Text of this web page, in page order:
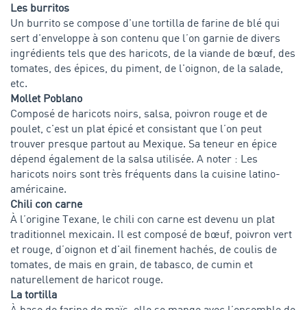
Les burritos
Un burrito se compose d'une tortilla de farine de blé qui
sert d'enveloppe à son contenu que l’on garnie de divers
ingrédients tels que des haricots, de la viande de bœuf, des
tomates, des épices, du piment, de l'oignon, de la salade,
etc.
Mollet Poblano
Composé de haricots noirs, salsa, poivron rouge et de
poulet, c'est un plat épicé et consistant que l’on peut
trouver presque partout au Mexique. Sa teneur en épice
dépend également de la salsa utilisée. A noter : Les
haricots noirs sont très fréquents dans la cuisine latino-
américaine.
Chili con carne
À l’origine Texane, le chili con carne est devenu un plat
traditionnel mexicain. Il est composé de bœuf, poivron vert
et rouge, d’oignon et d'ail finement hachés, de coulis de
tomates, de mais en grain, de tabasco, de cumin et
naturellement de haricot rouge.
La tortilla